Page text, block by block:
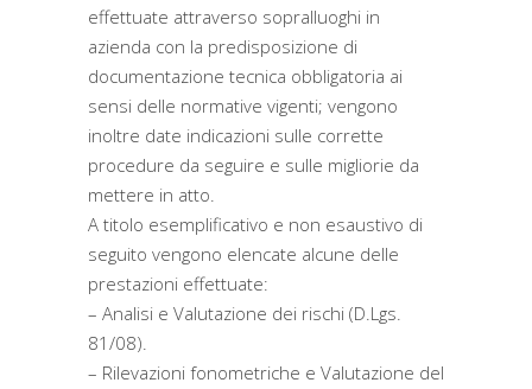
effettuate attraverso sopralluoghi in
azienda con la predisposizione di
documentazione tecnica obbligatoria ai
sensi delle normative vigenti; vengono
inoltre date indicazioni sulle corrette
procedure da seguire e sulle migliorie da
mettere in atto.
A titolo esemplificativo e non esaustivo di
seguito vengono elencate alcune delle
prestazioni effettuate:
– Analisi e Valutazione dei rischi (D.Lgs.
81/08).
– Rilevazioni fonometriche e Valutazione del